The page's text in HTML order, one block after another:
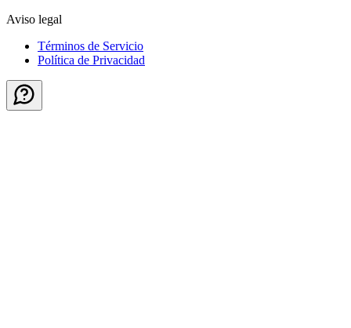
Aviso legal
Términos de Servicio
Política de Privacidad